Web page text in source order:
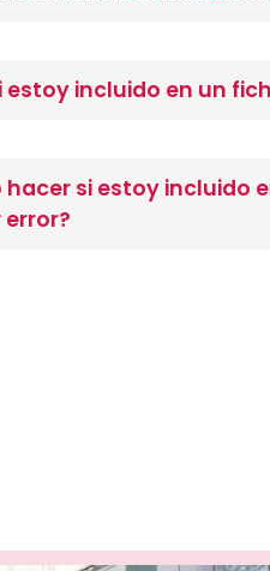
estoy incluido en un
hacer si estoy incluido